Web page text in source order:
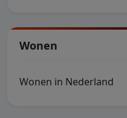
Wonen
Wonen in Nederland